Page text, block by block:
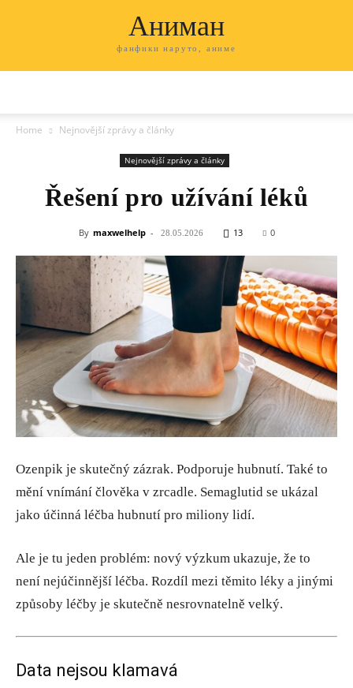
Аниман
фанфики наруто, аниме
Home Nejnovější zprávy a články
Nejnovější zprávy a články
Řešení pro užívání léků
By maxwelhelp - 28.05.2026 13 0
Ozenpik je skutečný zázrak. Podporuje hubnutí. Také to
mění vnímání člověka v zrcadle. Semaglutid se ukázal
jako účinná léčba hubnutí pro miliony lidí.
Ale je tu jeden problém: nový výzkum ukazuje, že to
není nejúčinnější léčba. Rozdíl mezi těmito léky a jinými
způsoby léčby je skutečně nesrovnatelně velký.
Data nejsou klamavá